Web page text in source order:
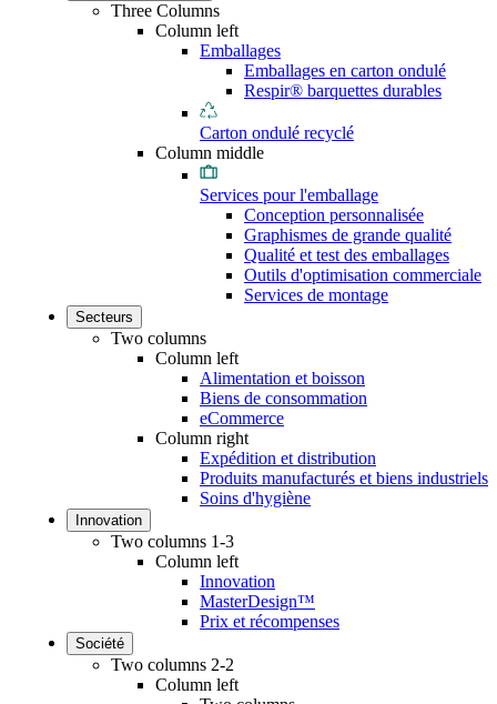
Three Columns
Column left
Emballages
Emballages en carton ondulé
Respir® barquettes durables
Carton ondulé recyclé
Column middle
Services pour l'emballage
Conception personnalisée
Graphismes de grande qualité
Qualité et test des emballages
Outils d'optimisation commerciale
Services de montage
Secteurs
Two columns
Column left
Alimentation et boisson
Biens de consommation
eCommerce
Column right
Expédition et distribution
Produits manufacturés et biens industriels
Soins d'hygiène
Innovation
Two columns 1-3
Column left
Innovation
MasterDesign™
Prix et récompenses
Société
Two columns 2-2
Column left